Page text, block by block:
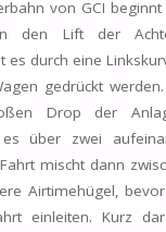
von GCI
den Lift der
es durch eine
gedrückt
Drop der
über zwei
mischt dann
Airtimehügel,
einleiten. Kurz